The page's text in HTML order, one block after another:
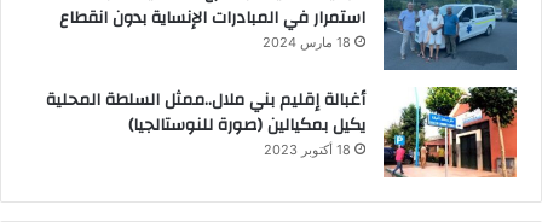
استمرار في المبادرات الإنساية بدون انقطاع
18 مارس 2024
أغبالة إقليم بني ملال..ممثل السلطة المحلية
يكيل بمكيالين (صورة للنوستالجيا)
18 أكتوبر 2023